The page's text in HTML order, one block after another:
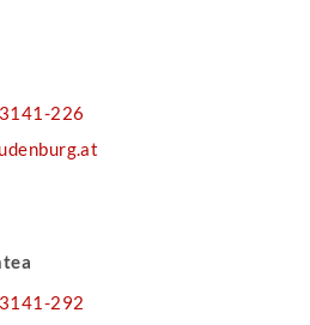
226
292